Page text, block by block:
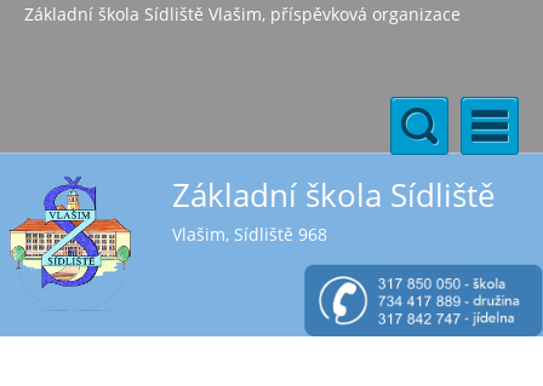
Základní škola Sídliště Vlašim, příspěvková organizace
Základní škola Sídliště
Vlašim, Sídliště 968